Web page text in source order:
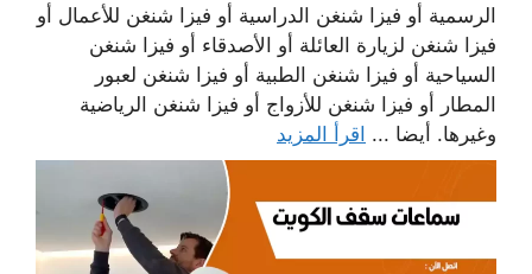
الرسمية أو فيزا شنغن الدراسية أو فيزا شنغن للأعمال أو
فيزا شنغن لزيارة العائلة أو الأصدقاء أو فيزا شنغن
السياحية أو فيزا شنغن الطبية أو فيزا شنغن لعبور
المطار أو فيزا شنغن للأزواج أو فيزا شنغن الرياضية
وغيرها. أيضا ... اقرأ المزيد